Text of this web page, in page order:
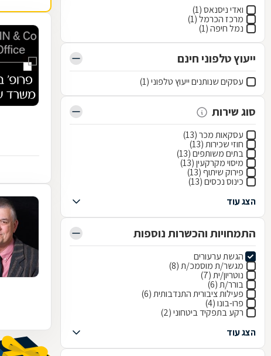
ואדי ניסנאס (1)
מרכז הכרמל (1)
נמל חיפה (1)
ייעוץ טלפוני חינם
עסקים שנותנים ייעוץ טלפוני (1)
סוג שירות
עסקאות מכר (13)
חוזי שכירות (13)
בתים משותפים (13)
מיסוי מקרקעין (13)
פירוק שיתוף (13)
כינוס נכסים (13)
הצג עוד
התמחויות והכשרות נוספות
הגשת ערעורים
מגשר/ת מוסמכ/ת (8)
נוטריון/ית (7)
בורר/ת (6)
פעילות ציבורית התנדבותית (6)
פרו-בונו (4)
רקע בתפקיד ביטחוני (2)
הצג עוד